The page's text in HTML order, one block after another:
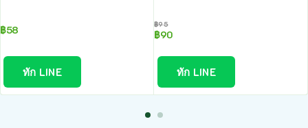
฿58
ทัก LINE
฿95
฿90
ทัก LINE